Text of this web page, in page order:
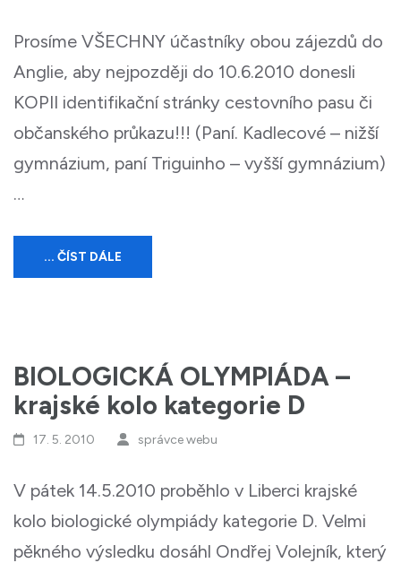
Prosíme VŠECHNY účastníky obou zájezdů do
Anglie, aby nejpozději do 10.6.2010 donesli
KOPII identifikační stránky cestovního pasu či
občanského průkazu!!! (Paní. Kadlecové – nižší
gymnázium, paní Triguinho – vyšší gymnázium)
…
... ČÍST DÁLE
BIOLOGICKÁ OLYMPIÁDA –
krajské kolo kategorie D
17. 5. 2010 správce webu
V pátek 14.5.2010 proběhlo v Liberci krajské
kolo biologické olympiády kategorie D. Velmi
pěkného výsledku dosáhl Ondřej Volejník, který